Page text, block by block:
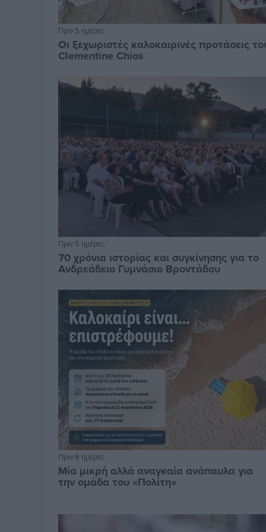
Πριν 5 ημέρες
Οι ξεχωριστές καλοκαιρινές προτάσεις
Clementine Chios
Πριν 5 ημέρες
70 χρόνια ιστορίας και συγκίνησης για το
Ανδρεάδειο Γυμνάσιο Βροντάδου
Πριν 8 ημέρες
Μία μικρή αλλά αναγκαία ανάπαυλα για
την ομάδα του «Πολίτη»